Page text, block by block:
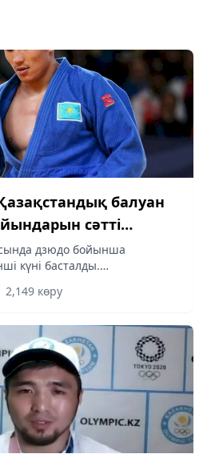
балуан
сәтті
дзюдо бойынша
күні басталды.
деп хабарлайды almaty-
2,149 көру